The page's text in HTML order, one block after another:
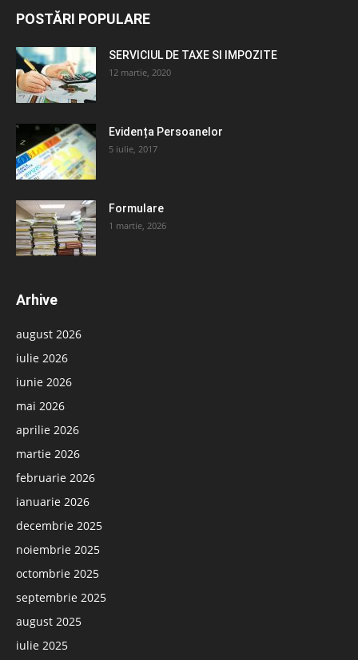
POSTĂRI POPULARE
SERVICIUL DE TAXE SI IMPOZITE
12 martie, 2020
Evidența Persoanelor
5 iulie, 2017
Formulare
1 martie, 2026
Arhive
august 2026
iulie 2026
iunie 2026
mai 2026
aprilie 2026
martie 2026
februarie 2026
ianuarie 2026
decembrie 2025
noiembrie 2025
octombrie 2025
septembrie 2025
august 2025
iulie 2025